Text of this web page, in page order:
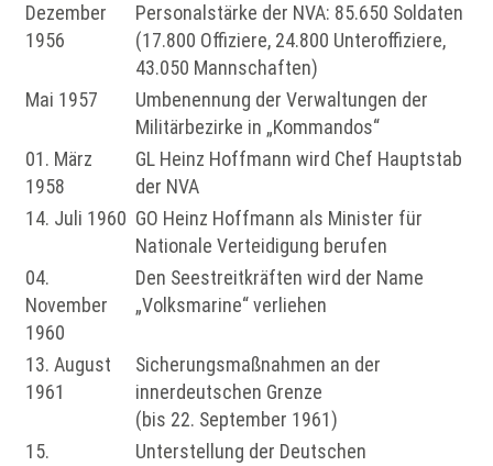
Dezember
1956
Personalstärke der NVA: 85.650 Soldaten
(17.800 Offiziere, 24.800 Unteroffiziere,
43.050 Mannschaften)
Mai 1957
Umbenennung der Verwaltungen der
Militärbezirke in „Kommandos“
01. März
1958
GL Heinz Hoffmann wird Chef Hauptstab
der NVA
14. Juli 1960 GO Heinz Hoffmann als Minister für
Nationale Verteidigung berufen
04.
November
1960
Den Seestreitkräften wird der Name
„Volksmarine“ verliehen
13. August
1961
Sicherungsmaßnahmen an der
innerdeutschen Grenze
(bis 22. September 1961)
15.
Unterstellung der Deutschen